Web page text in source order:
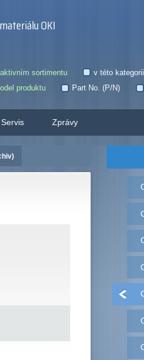
OKI
sortimentu
v této kategorii
produktu
Part No. (P/N)
Servis Zprávy